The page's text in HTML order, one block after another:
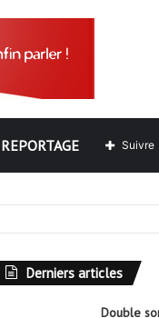
Suivre
Derniers articles
Double